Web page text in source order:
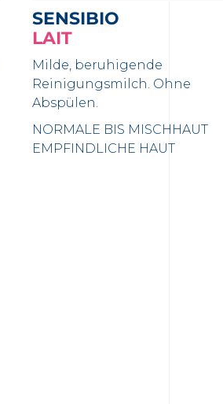
SENSIBIO
LAIT
Milde, beruhigende
Reinigungsmilch. Ohne
Abspülen.
NORMALE BIS MISCHHAUT
EMPFINDLICHE HAUT